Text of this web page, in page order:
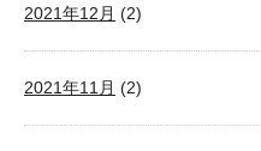
2021年12月 (2)
2021年11月 (2)